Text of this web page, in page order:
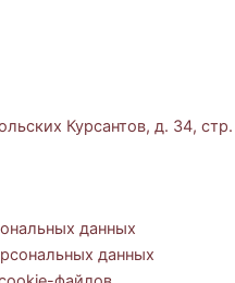
Курсантов, д. 34, стр.
данных
данных